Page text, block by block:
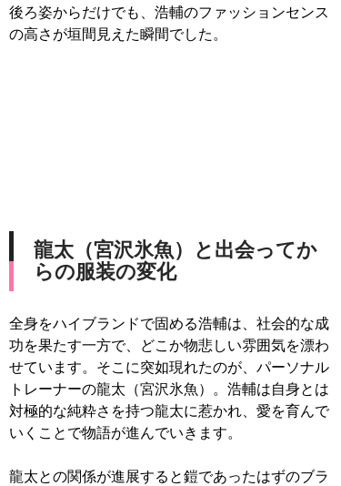
後ろ姿からだけでも、浩輔のファッションセンス
の高さが垣間見えた瞬間でした。
龍太（宮沢氷魚）と出会ってか
らの服装の変化
全身をハイブランドで固める浩輔は、社会的な成
功を果たす一方で、どこか物悲しい雰囲気を漂わ
せています。そこに突如現れたのが、パーソナル
トレーナーの龍太（宮沢氷魚）。浩輔は自身とは
対極的な純粋さを持つ龍太に惹かれ、愛を育んで
いくことで物語が進んでいきます。
龍太との関係が進展すると鎧であったはずのブラ